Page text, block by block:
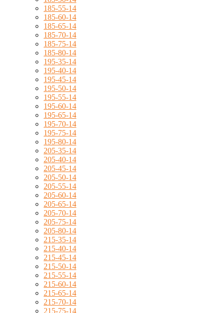
185-55-14
185-60-14
185-65-14
185-70-14
185-75-14
185-80-14
195-35-14
195-40-14
195-45-14
195-50-14
195-55-14
195-60-14
195-65-14
195-70-14
195-75-14
195-80-14
205-35-14
205-40-14
205-45-14
205-50-14
205-55-14
205-60-14
205-65-14
205-70-14
205-75-14
205-80-14
215-35-14
215-40-14
215-45-14
215-50-14
215-55-14
215-60-14
215-65-14
215-70-14
215-75-14